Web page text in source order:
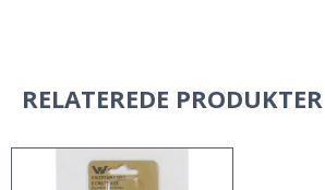
RELATEREDE PRODUKTER